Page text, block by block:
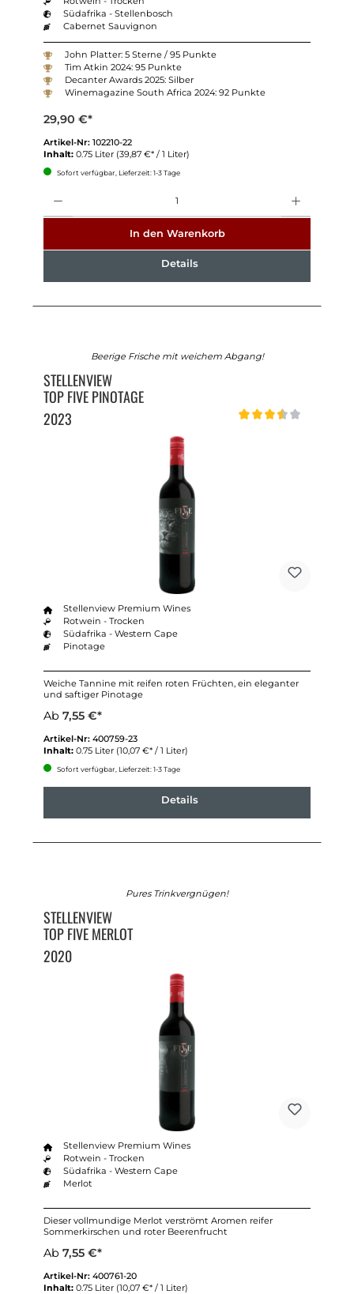
Südafrika - Stellenbosch
Cabernet Sauvignon
John Platter: 5 Sterne / 95 Punkte
Tim Atkin 2024: 95 Punkte
Decanter Awards 2025: Silber
Winemagazine South Africa 2024: 92 Punkte
29,90 €*
Artikel-Nr: 102210-22
Inhalt: 0.75 Liter (39,87 €* / 1 Liter)
Sofort verfügbar, Lieferzeit: 1-3 Tage
In den Warenkorb
Details
Beerige Frische mit weichem Abgang!
STELLENVIEW
TOP FIVE PINOTAGE
2023
Stellenview Premium Wines
Rotwein - Trocken
Südafrika - Western Cape
Pinotage
Weiche Tannine mit reifen roten Früchten, ein eleganter
und saftiger Pinotage
Ab 7,55 €*
Artikel-Nr: 400759-23
Inhalt: 0.75 Liter (10,07 €* / 1 Liter)
Sofort verfügbar, Lieferzeit: 1-3 Tage
Details
Pures Trinkvergnügen!
STELLENVIEW
TOP FIVE MERLOT
2020
Stellenview Premium Wines
Rotwein - Trocken
Südafrika - Western Cape
Merlot
Dieser vollmundige Merlot verströmt Aromen reifer
Sommerkirschen und roter Beerenfrucht
Ab 7,55 €*
Artikel-Nr: 400761-20
Inhalt: 0.75 Liter (10,07 €* / 1 Liter)